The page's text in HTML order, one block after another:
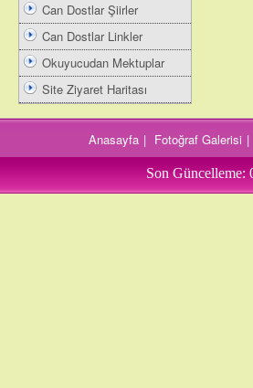
Can Dostlar Şiirler
Can Dostlar Linkler
Okuyucudan Mektuplar
Site Ziyaret Haritası
Anasayfa | Fotoğraf Galerisi |
Son Güncelleme: